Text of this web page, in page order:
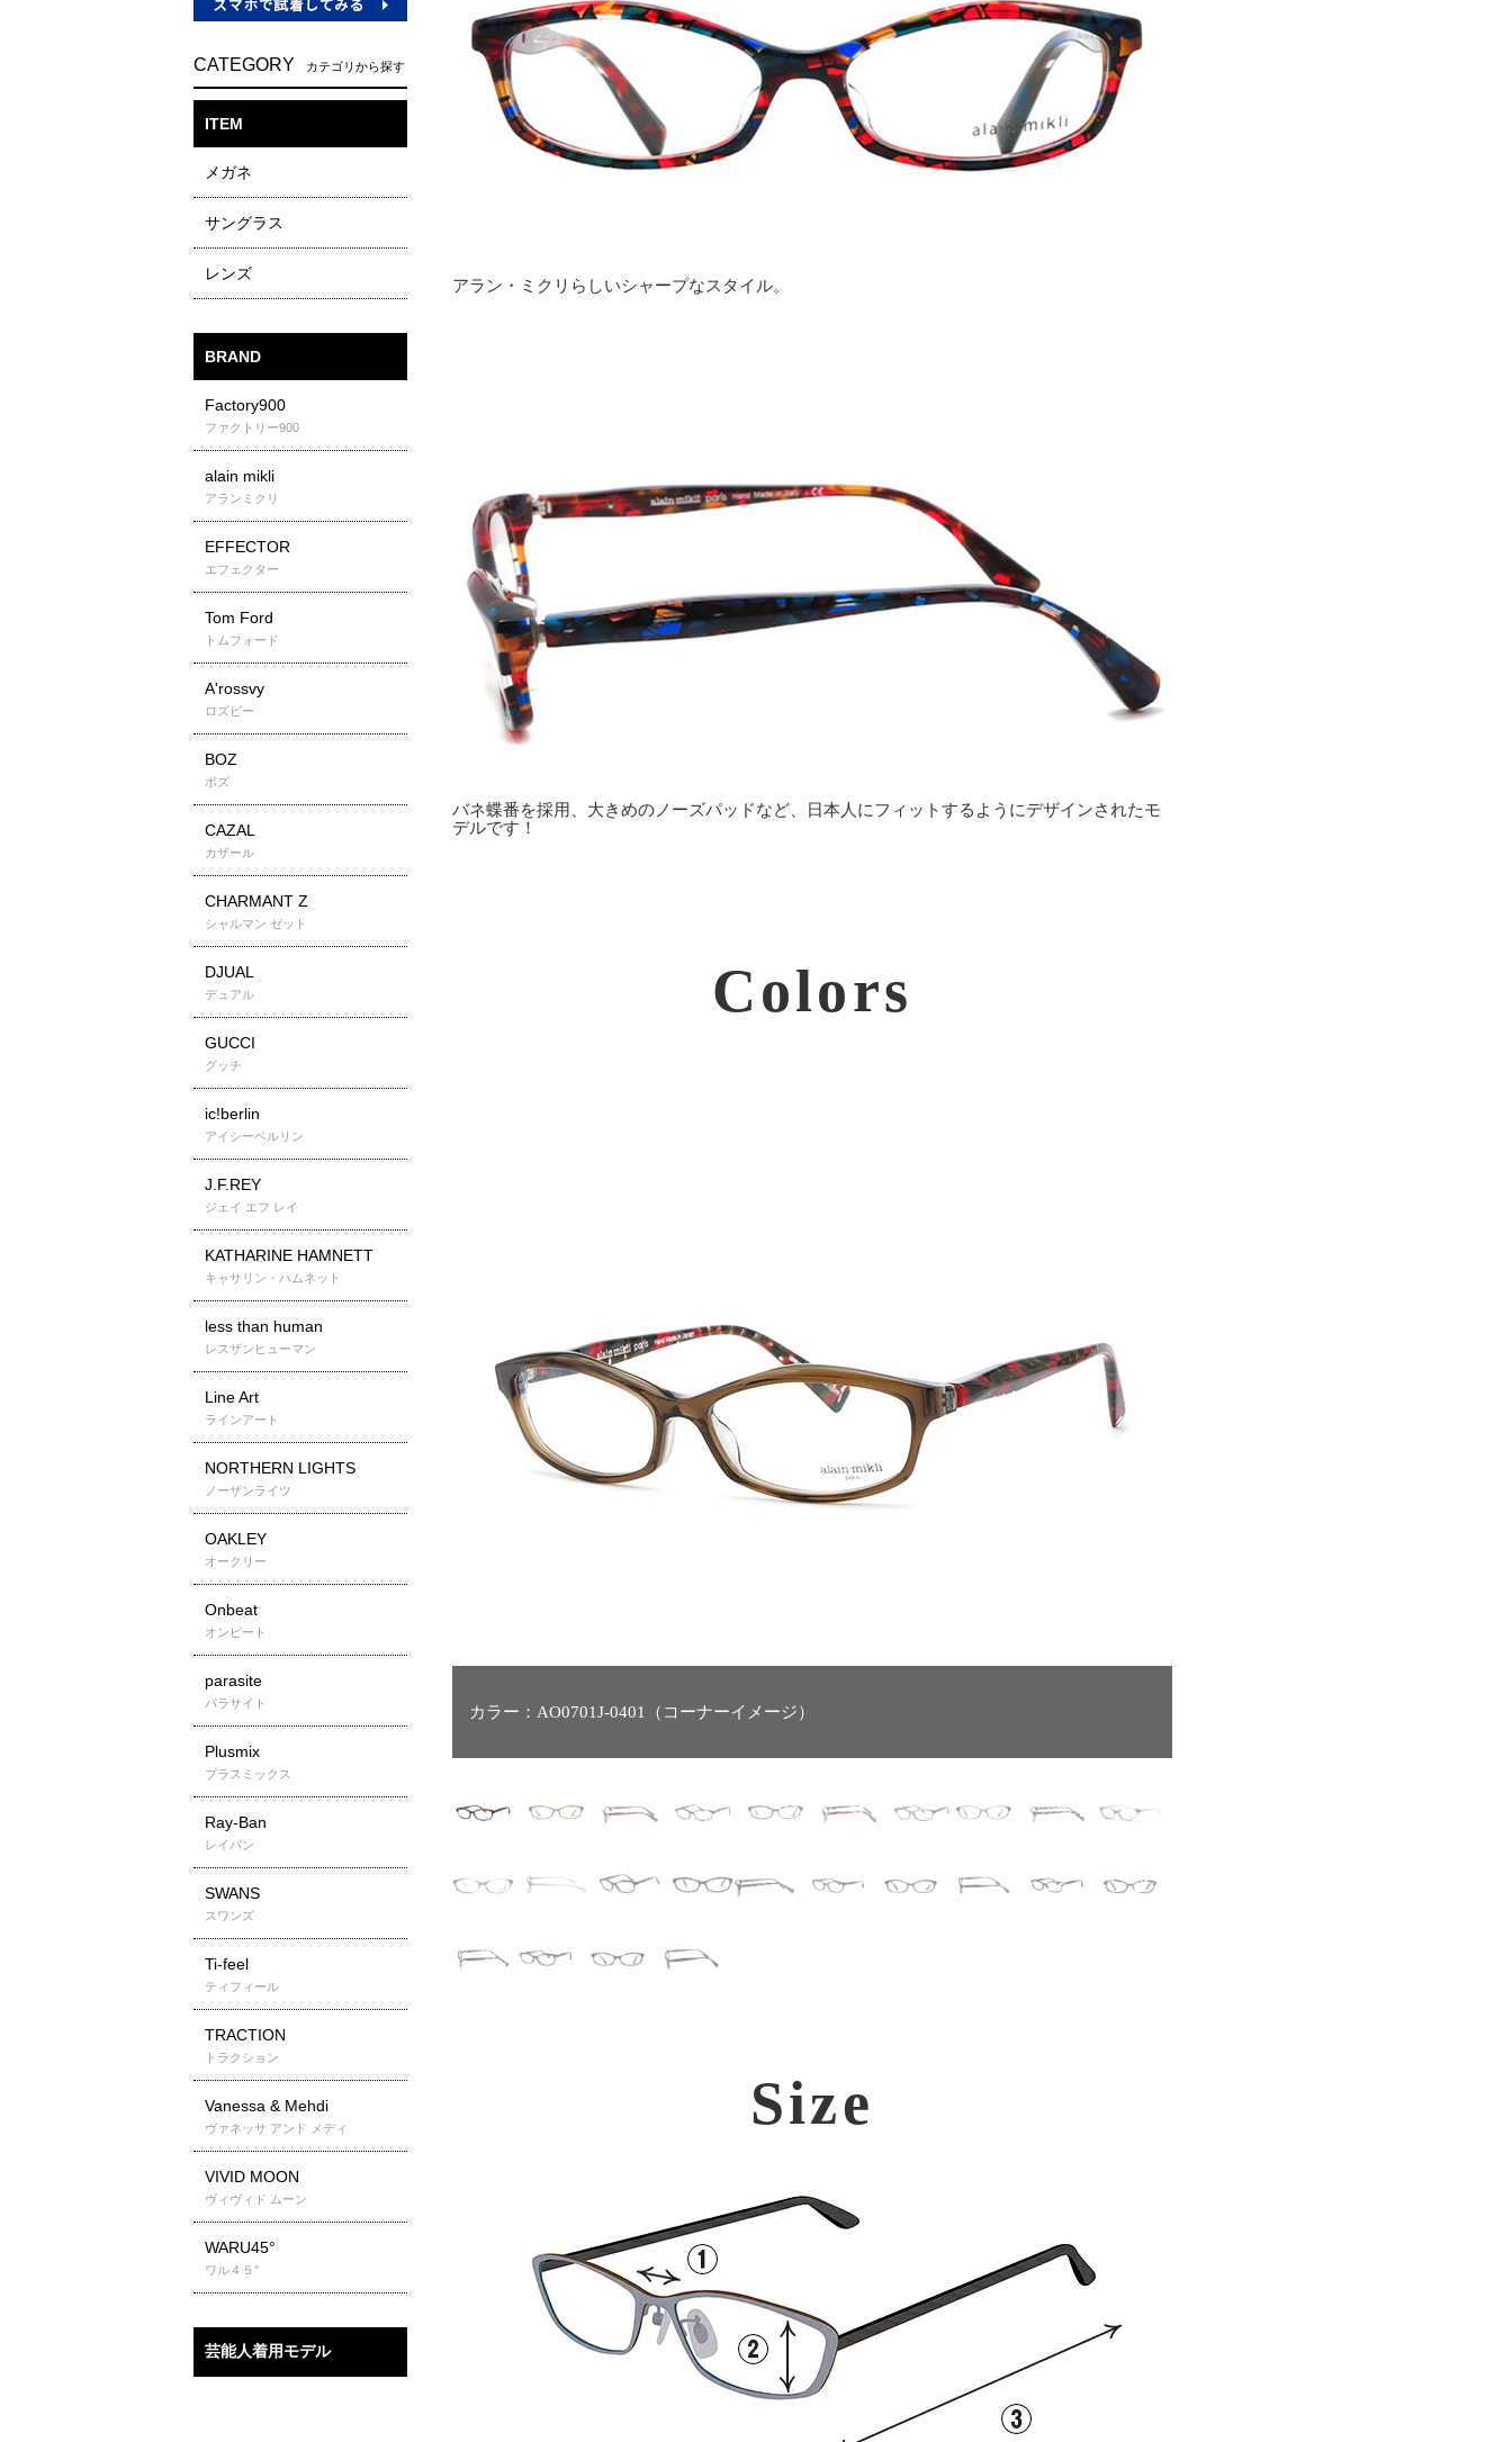
CATEGORY カテゴリから探す
ITEM
メガネ
サングラス
レンズ
BRAND
Factory900
ファクトリー900
alain mikli
アランミクリ
EFFECTOR
エフェクター
Tom Ford
トムフォード
A'rossvy
ロズビー
BOZ
ボズ
CAZAL
カザール
CHARMANT Z
シャルマン ゼット
DJUAL
デュアル
GUCCI
グッチ
ic!berlin
アイシーベルリン
J.F.REY
ジェイ エフ レイ
KATHARINE HAMNETT
キャサリン・ハムネット
less than human
レスザンヒューマン
Line Art
ラインアート
NORTHERN LIGHTS
ノーザンライツ
OAKLEY
オークリー
Onbeat
オンビート
parasite
パラサイト
Plusmix
プラスミックス
Ray-Ban
レイバン
SWANS
スワンズ
Ti-feel
ティフィール
TRACTION
トラクション
Vanessa & Mehdi
ヴァネッサ アンド メディ
VIVID MOON
ヴィヴィド ムーン
WARU45°
ワル４５°
芸能人着用モデル